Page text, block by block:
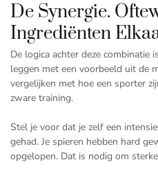
De Synergie.
Ingrediënten
De logica achter deze combinatie
leggen met een voorbeeld uit de
vergelijken met hoe een sporter
zware training.
Stel je voor dat je zelf een
gehad. Je spieren hebben hard
opgelopen. Dat is nodig om